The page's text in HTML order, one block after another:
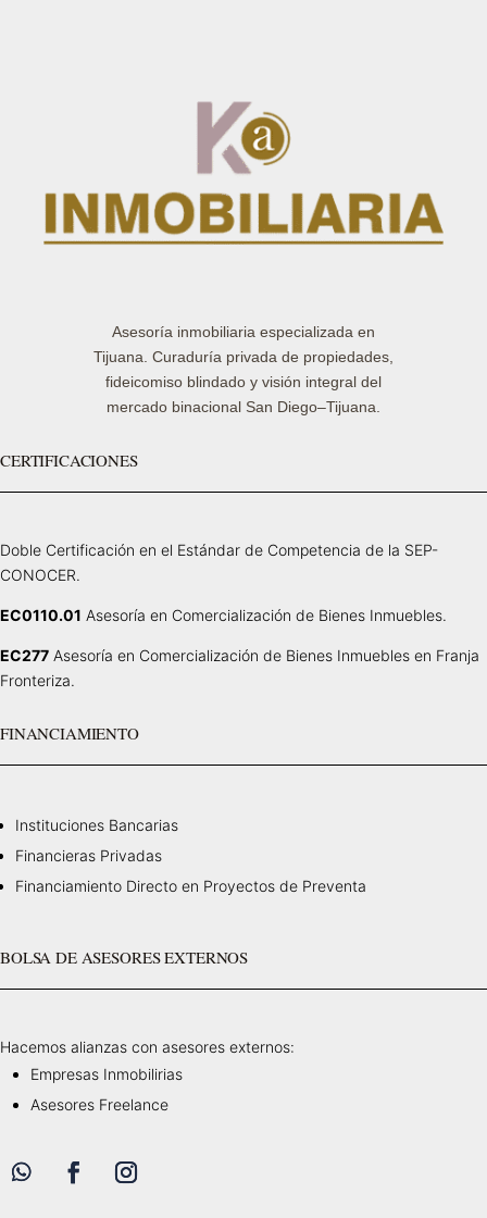
Asesoría inmobiliaria especializada en
Tijuana. Curaduría privada de propiedades,
fideicomiso blindado y visión integral del
mercado binacional San Diego–Tijuana.
CERTIFICACIONES
Doble Certificación en el Estándar de Competencia de la SEP-
CONOCER.
EC0110.01 Asesoría en Comercialización de Bienes Inmuebles.
EC277 Asesoría en Comercialización de Bienes Inmuebles en Franja
Fronteriza.
FINANCIAMIENTO
Instituciones Bancarias
Financieras Privadas
Financiamiento Directo en Proyectos de Preventa
BOLSA DE ASESORES EXTERNOS
Hacemos alianzas con asesores externos:
Empresas Inmobilirias
Asesores Freelance